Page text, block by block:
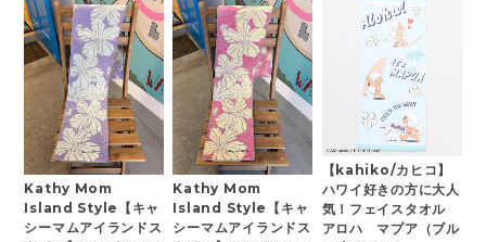
Kathy Mom
Island Style【キャ
シーマムアイランドス
Kathy Mom
Island Style【キャ
シーマムアイランドス
【kahiko/カヒコ】
ハワイ好きの方に大人
気！フェイスタオル
アロハ マプア（ブル